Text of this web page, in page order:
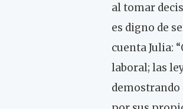
al tomar
es digno de
cuenta Julia:
laboral; las
demostrando